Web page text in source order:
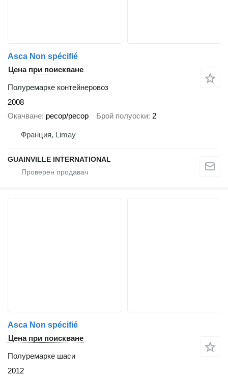
Asca Non spécifié
Цена при поискване
Полуремарке контейнеровоз
2008
Окачване ресор/ресор Брой полуоски 2
Франция, Limay
GUAINVILLE INTERNATIONAL
Asca Non spécifié
Цена при поискване
Полуремарке шаси
2012